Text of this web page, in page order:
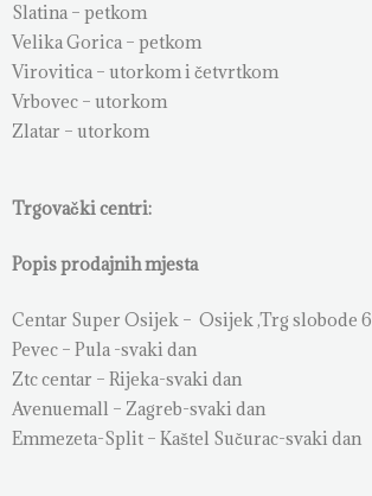
Slatina – petkom
Velika Gorica – petkom
Virovitica – utorkom i četvrtkom
Vrbovec – utorkom
Zlatar – utorkom
Trgovački centri:
Popis prodajnih mjesta
Centar Super Osijek – Osijek ,Trg slobode 6
Pevec – Pula -svaki dan
Ztc centar – Rijeka-svaki dan
Avenuemall – Zagreb-svaki dan
Emmezeta-Split – Kaštel Sučurac-svaki dan